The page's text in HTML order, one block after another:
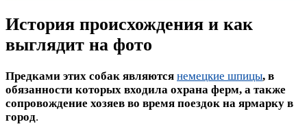
История происхождения и как
выглядит на фото
Предками этих собак являются немецкие шпицы, в
обязанности которых входила охрана ферм, а также
сопровождение хозяев во время поездок на ярмарку в
город.